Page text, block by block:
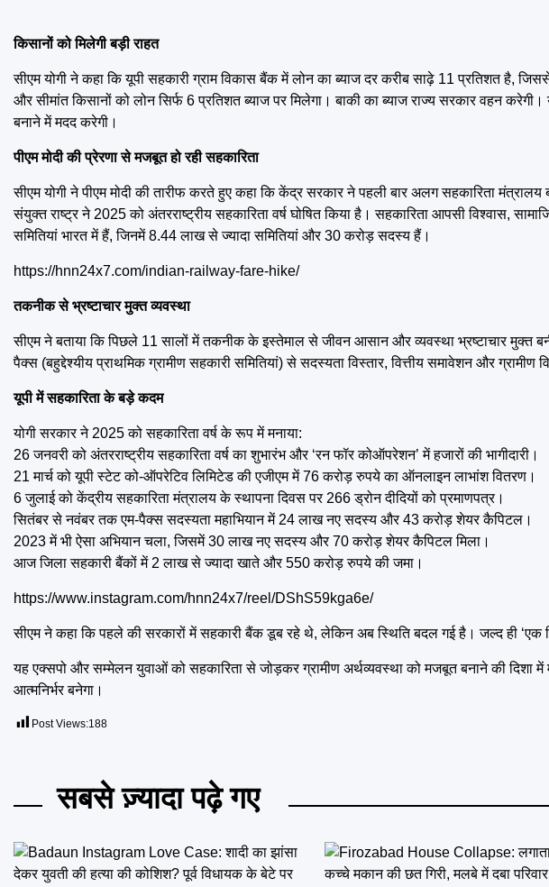
किसानों को मिलेगी बड़ी राहत
सीएम योगी ने कहा कि यूपी सहकारी ग्राम विकास बैंक में लोन का ब्याज दर करीब साढ़े 11 प्रतिशत है,
और सीमांत किसानों को लोन सिर्फ 6 प्रतिशत ब्याज पर मिलेगा। बाकी का ब्याज राज्य सरकार वहन
बनाने में मदद करेगी।
पीएम मोदी की प्रेरणा से मजबूत हो रही सहकारिता
सीएम योगी ने पीएम मोदी की तारीफ करते हुए कहा कि केंद्र सरकार ने पहली बार अलग सहकारिता
संयुक्त राष्ट्र ने 2025 को अंतरराष्ट्रीय सहकारिता वर्ष घोषित किया है। सहकारिता आपसी विश्वास,
समितियां भारत में हैं, जिनमें 8.44 लाख से ज्यादा समितियां और 30 करोड़ सदस्य हैं।
https://hnn24x7.com/indian-railway-fare-hike/
तकनीक से भ्रष्टाचार मुक्त व्यवस्था
सीएम ने बताया कि पिछले 11 सालों में तकनीक के इस्तेमाल से जीवन आसान और व्यवस्था भ्रष्टाचार मुक्त
पैक्स (बहुद्देश्यीय प्राथमिक ग्रामीण सहकारी समितियां) से सदस्यता विस्तार, वित्तीय समावेशन और ग्रामीण
यूपी में सहकारिता के बड़े कदम
योगी सरकार ने 2025 को सहकारिता वर्ष के रूप में मनाया:
26 जनवरी को अंतरराष्ट्रीय सहकारिता वर्ष का शुभारंभ और ‘रन फॉर कोऑपरेशन’ में हजारों की भागीदारी।
21 मार्च को यूपी स्टेट को-ऑपरेटिव लिमिटेड की एजीएम में 76 करोड़ रुपये का ऑनलाइन लाभांश वितरण।
6 जुलाई को केंद्रीय सहकारिता मंत्रालय के स्थापना दिवस पर 266 ड्रोन दीदियों को प्रमाणपत्र।
सितंबर से नवंबर तक एम-पैक्स सदस्यता महाभियान में 24 लाख नए सदस्य और 43 करोड़ शेयर कैपिटल।
2023 में भी ऐसा अभियान चला, जिसमें 30 लाख नए सदस्य और 70 करोड़ शेयर कैपिटल मिला।
आज जिला सहकारी बैंकों में 2 लाख से ज्यादा खाते और 550 करोड़ रुपये की जमा।
https://www.instagram.com/hnn24x7/reel/DShS59kga6e/
सीएम ने कहा कि पहले की सरकारों में सहकारी बैंक डूब रहे थे, लेकिन अब स्थिति बदल गई है। जल्द ही ‘एक
यह एक्सपो और सम्मेलन युवाओं को सहकारिता से जोड़कर ग्रामीण अर्थव्यवस्था को मजबूत बनाने की दिशा
आत्मनिर्भर बनेगा।
Post Views:188
सबसे ज़्यादा पढ़े गए